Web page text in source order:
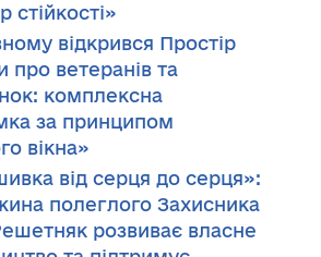
стійкості»
відкрився Простір
про ветеранів та
комплексна
за принципом
вікна»
від серця до серця»:
полеглого Захисника
розвиває власне